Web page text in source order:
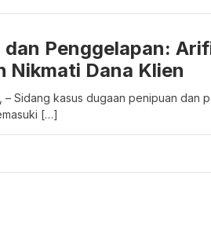
dan Penggelapan:
Nikmati Dana Klien
– Sidang kasus dugaan penipuan dan
[…]